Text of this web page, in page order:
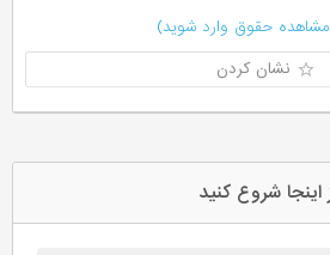
حقوق وارد شوید)
نشان کردن
اینجا شروع کنید